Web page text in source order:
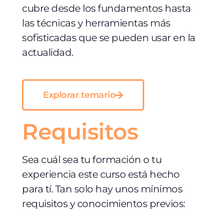
cubre desde los fundamentos hasta
las técnicas y herramientas más
sofisticadas que se pueden usar en la
actualidad.
Explorar temario
Requisitos
Sea cuál sea tu formación o tu
experiencia este curso está hecho
para tí. Tan solo hay unos mínimos
requisitos y conocimientos previos: